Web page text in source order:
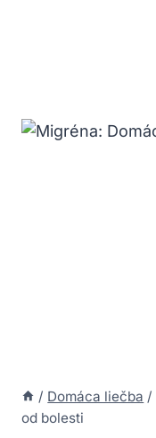
/ Domáca liečba /
od bolesti